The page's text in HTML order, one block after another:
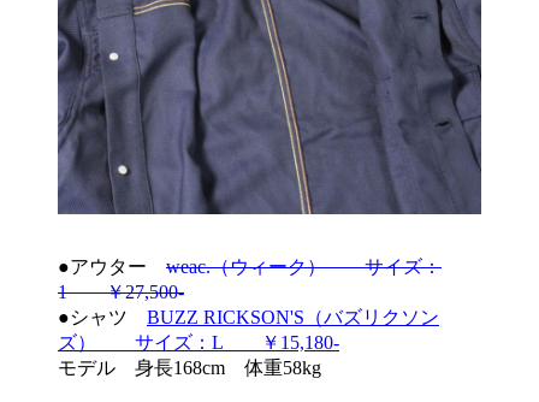
●アウター weac.（ウィーク） サイズ：
1 ￥27,500-
●シャツ BUZZ RICKSON'S（バズリクソン
ズ） サイズ：L ￥15,180-
モデル 身長168cm 体重58kg